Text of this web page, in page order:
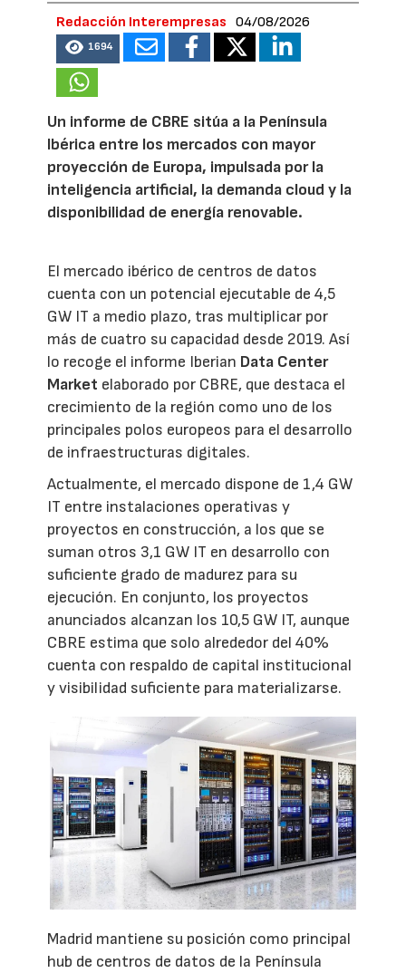
Redacción Interempresas 04/08/2026
1694
Un informe de CBRE sitúa a la Península
Ibérica entre los mercados con mayor
proyección de Europa, impulsada por la
inteligencia artificial, la demanda cloud y la
disponibilidad de energía renovable.
El mercado ibérico de centros de datos
cuenta con un potencial ejecutable de 4,5
GW IT a medio plazo, tras multiplicar por
más de cuatro su capacidad desde 2019. Así
lo recoge el informe Iberian Data Center
Market elaborado por CBRE, que destaca el
crecimiento de la región como uno de los
principales polos europeos para el desarrollo
de infraestructuras digitales.
Actualmente, el mercado dispone de 1,4 GW
IT entre instalaciones operativas y
proyectos en construcción, a los que se
suman otros 3,1 GW IT en desarrollo con
suficiente grado de madurez para su
ejecución. En conjunto, los proyectos
anunciados alcanzan los 10,5 GW IT, aunque
CBRE estima que solo alrededor del 40%
cuenta con respaldo de capital institucional
y visibilidad suficiente para materializarse.
Madrid mantiene su posición como principal
hub de centros de datos de la Península